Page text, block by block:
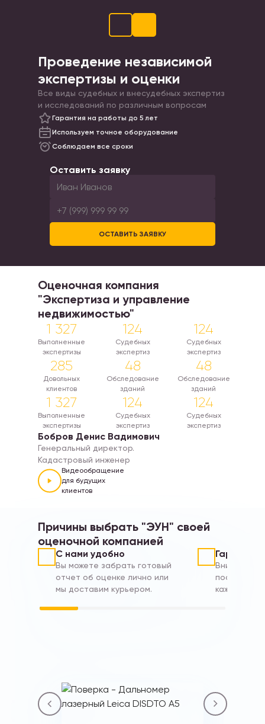
Проведение независимой
экспертизы и оценки
Все виды судебных и внесудебных экспертиз
и исследований по различным вопросам
Гарантия на работы до 5 лет
Используем точное оборудование
Соблюдаем все сроки
Оставить заявку
ОСТАВИТЬ ЗАЯВКУ
Оценочная компания
"Экспертиза и управление
недвижимостью"
1 327
Выполненные
экспертизы
285
Довольных
клиентов
1 327
Выполненные
экспертизы
124
Судебных
экспертиз
48
Обследование
зданий
124
Судебных
экспертиз
124
Судебных
экспертиз
48
Обследование
зданий
124
Судебных
экспертиз
Бобров Денис Вадимович
Генеральный директор.
Кадастровый инженер
Видеообращение
для будущих
клиентов
Причины выбрать "ЭУН" своей
оценочной компанией
С нами удобно
Вы можете забрать готовый
отчет об оценке лично или
мы доставим курьером.
Гарантии
Вникаем в
каждом